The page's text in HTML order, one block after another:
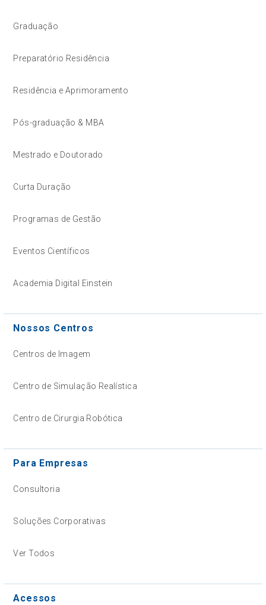
Graduação
Preparatório Residência
Residência e Aprimoramento
Pós-graduação & MBA
Mestrado e Doutorado
Curta Duração
Programas de Gestão
Eventos Científicos
Academia Digital Einstein
Nossos Centros
Centros de Imagem
Centro de Simulação Realística
Centro de Cirurgia Robótica
Para Empresas
Consultoria
Soluções Corporativas
Ver Todos
Acessos